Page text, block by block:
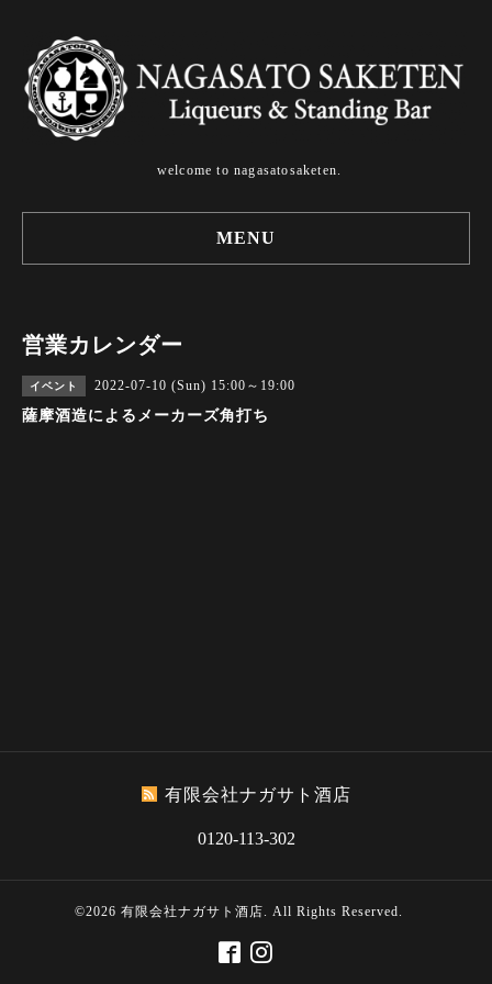
welcome to nagasatosaketen.
MENU
営業カレンダー
イベント 2022-07-10 (Sun) 15:00～19:00
薩摩酒造によるメーカーズ角打ち
有限会社ナガサト酒店
0120-113-302
©2026 有限会社ナガサト酒店. All Rights Reserved.